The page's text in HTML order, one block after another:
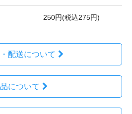
250円(税込275円)
配送について
について